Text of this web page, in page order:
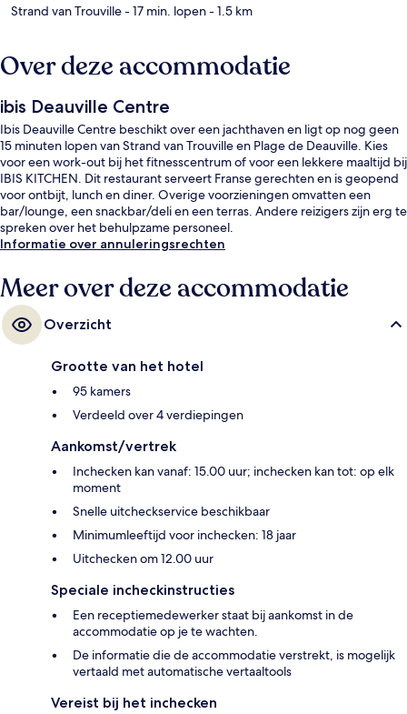
Strand van Trouville- 17 min. lopen- 1.5 km
Over deze accommodatie
ibis Deauville Centre
Ibis Deauville Centre beschikt over een jachthaven en ligt op nog geen
15 minuten lopen van Strand van Trouville en Plage de Deauville. Kies
voor een work-out bij het fitnesscentrum of voor een lekkere maaltijd bij
IBIS KITCHEN. Dit restaurant serveert Franse gerechten en is geopend
voor ontbijt, lunch en diner. Overige voorzieningen omvatten een
bar/lounge, een snackbar/deli en een terras. Andere reizigers zijn erg te
spreken over het behulpzame personeel.
Informatie over annuleringsrechten
Meer over deze accommodatie
Overzicht
Grootte van het hotel
95 kamers
Verdeeld over 4 verdiepingen
Aankomst/vertrek
Inchecken kan vanaf: 15.00 uur; inchecken kan tot: op elk
moment
Snelle uitcheckservice beschikbaar
Minimumleeftijd voor inchecken: 18 jaar
Uitchecken om 12.00 uur
Speciale incheckinstructies
Een receptiemedewerker staat bij aankomst in de
accommodatie op je te wachten.
De informatie die de accommodatie verstrekt, is mogelijk
vertaald met automatische vertaaltools
Vereist bij het inchecken